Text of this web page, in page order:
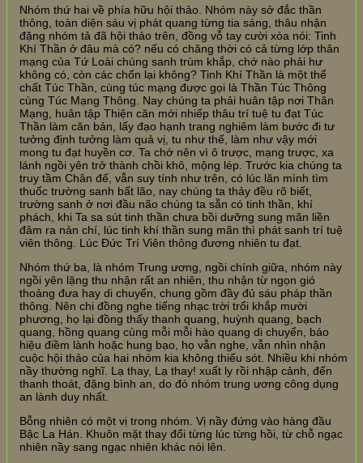
Nhóm thứ hai về phía hữu hội thảo. Nhóm này sở đắc thần
thông, toàn diện sáu vị phát quang từng tia sáng, thâu nhận
đặng nhóm tả đã hội thảo trên, đồng vỗ tay cười xòa nói: Tinh
Khí Thần ở đâu mà có? nếu có chăng thời có cả từng lớp thân
mạng của Tứ Loài chúng sanh trùm khắp, chớ nào phải hư
không có, còn các chốn lại không? Tinh Khí Thần là một thể
chất Túc Thần, cùng túc mạng được gọi là Thần Túc Thông
cùng Túc Mạng Thông. Nay chúng ta phải huân tập nơi Thân
Mạng, huân tập Thiện căn mới nhiếp thâu trí tuệ tu đạt Túc
Thần làm căn bản, lấy đạo hạnh trang nghiêm làm bước đi tư
tưởng định tưởng làm quả vị, tu như thế, làm như vậy mới
mong tu đạt huyền cơ. Ta chớ nên vì ô trược, mạng trược, xa
lánh ngồi yên trở thành chồi khô, mộng lép. Trước kia chúng ta
truy tầm Chân đế, vẫn suy tính như trên, có lúc lăn mình tìm
thuốc trường sanh bất lão, nay chúng ta thảy đều rõ biết,
trường sanh ở nơi đầu não chúng ta sẵn có tinh thần, khí
phách, khi Ta sa sút tinh thần chưa bồi dưỡng sung mãn liền
đâm ra nản chí, lúc tinh khí thần sung mãn thì phát sanh trí tuệ
viên thông. Lúc Đức Trí Viên thông đương nhiên tu đạt.
Nhóm thứ ba, là nhóm Trung ương, ngồi chính giữa, nhóm này
ngồi yên lặng thu nhận rất an nhiên, thu nhận từ ngọn gió
thoảng đưa hay di chuyển, chung gồm đầy đủ sáu pháp thần
thông. Nên chi đồng nghe tiếng nhạc trời trổi khắp mười
phương, họ lại đồng thấy thanh quang, huỳnh quang, bạch
quang, hồng quang cùng mỗi mỗi hào quang di chuyển, báo
hiệu điềm lành hoặc hung bạo, họ vẫn nghe, vẫn nhìn nhận
cuộc hội thảo của hai nhóm kia không thiếu sót. Nhiều khi nhóm
nầy thường nghĩ. Lạ thay, Lạ thay! xuất ly rồi nhập cảnh, đến
thanh thoát, đặng bình an, do đó nhóm trung ương công dụng
an lành duy nhất.
Bỗng nhiên có một vị trong nhóm. Vị nầy đứng vào hàng đầu
Bậc La Hán. Khuôn mặt thay đổi từng lúc từng hồi, từ chỗ ngạc
nhiên nầy sang ngạc nhiên khác nói lên.